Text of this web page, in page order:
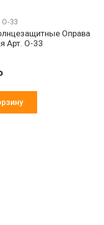
О-33
Оправа
Арт. О-33